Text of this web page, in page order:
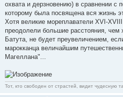
охвата и дерзновению) в сравнении с
которому была посвящена вся жизнь
Хотя великие мореплаватели XVI-
преодолели большие расстояния,
Батута, не будет преувеличением,
марокканца величайшим
Магеллана"...
Тот, кто свободен от страстей, видит чудесную